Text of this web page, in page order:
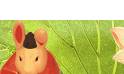
ン
テ
ン
ツ
へ